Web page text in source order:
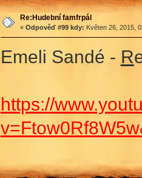
Re:Hudební famfrpál
« Odpověď #99 kdy: Květen 26, 2015,
Emeli Sandé - R
https://